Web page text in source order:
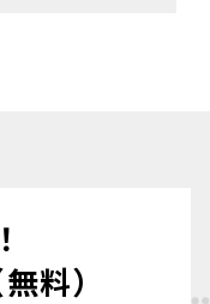
料）